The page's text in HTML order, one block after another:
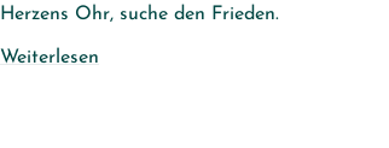
Herzens Ohr, suche den Frieden.
Weiterlesen